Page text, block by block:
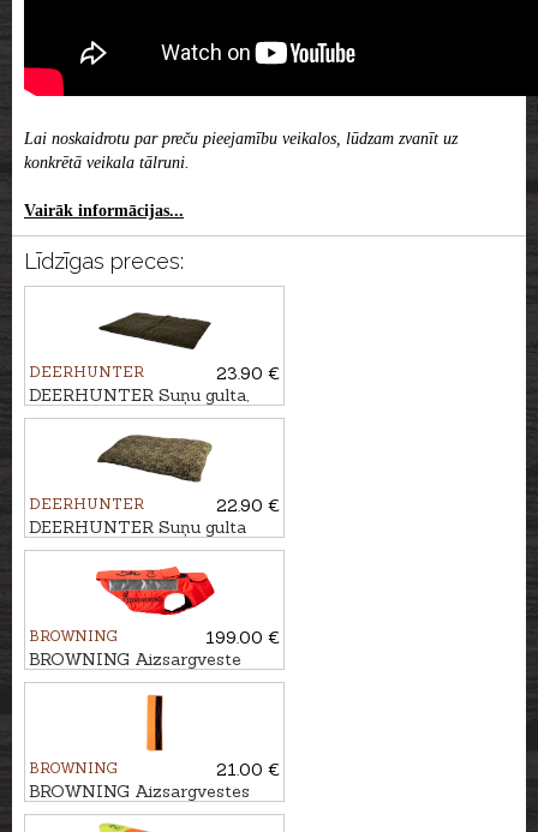
Lai noskaidrotu par preču pieejamību veikalos, lūdzam zvanīt uz
konkrētā veikala tālruni.
Vairāk informācijas...
Līdzīgas preces:
DEERHUNTER
23.90 €
DEERHUNTER Suņu gulta,
70x100cm
DEERHUNTER
22.90 €
DEERHUNTER Suņu gulta
GERMANIA, 70x50cm
BROWNING
199.00 €
BROWNING Aizsargveste
sunim PROTECT ONE, 70cm
BROWNING
21.00 €
BROWNING Aizsargvestes
papildus muguras atloks,